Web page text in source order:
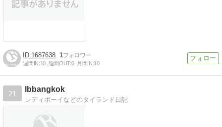
1687638 1
週間IN:10 週間OUT:0 月間IN:10
21
lbbangkok
レディボーイなどのタイランド日記